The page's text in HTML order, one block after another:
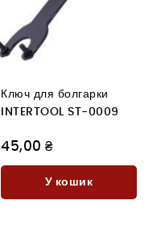
Ключ для болгарки
INTERTOOL ST-0009
45,00 ₴
У кошик